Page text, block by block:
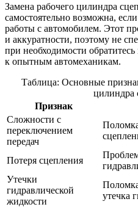
Замена рабочего цилиндра
самостоятельно возможна,
работы с автомобилем. Этот
и аккуратности, поэтому не
при необходимости
к опытным автомеханикам.
Таблица: Основные
цилиндра
Признак
Сложности с
переключением
передач
Потеря сцепления
Утечки
гидравлической
жидкости
утечка